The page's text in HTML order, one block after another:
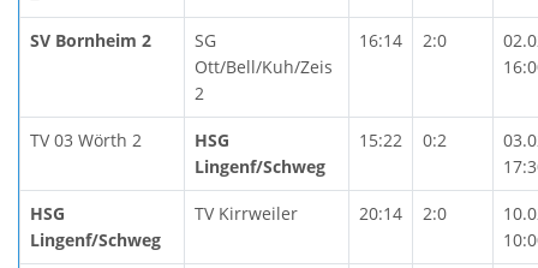
SV Bornheim 2
SG
Ott/Bell/Kuh/Zeis
2
16:14 2:0
TV 03 Wörth 2
HSG
Lingenf/Schweg
15:22 0:2
HSG
Lingenf/Schweg
TV Kirrweiler 20:14 2:0